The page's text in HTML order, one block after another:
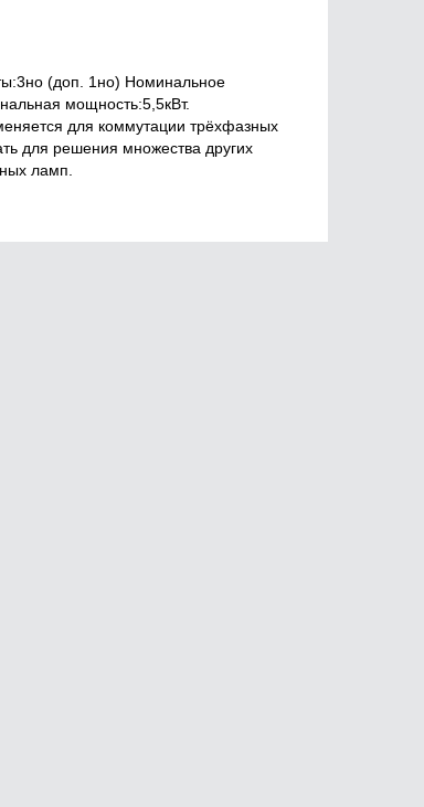
(доп. 1но) Номинальное
мощность:5,5кВт.
для коммутации трёхфазных
для решения множества других
ламп.